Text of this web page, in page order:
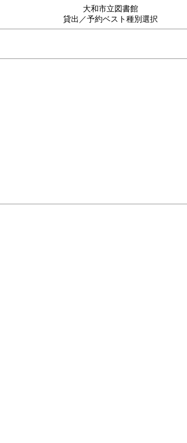
大和市立図書館
貸出／予約ベスト種別選択